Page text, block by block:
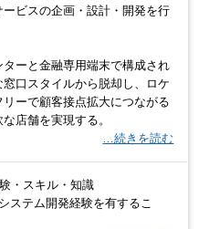
ービスの企画・設計・開発を行
ターと金融専用端末で構成され
窓口スタイルから脱却し、ロケ
リーで顧客接点拡大につながる
店舗を実現する。
…続きを読む
・スキル・知識
ステム開発経験を有するこ